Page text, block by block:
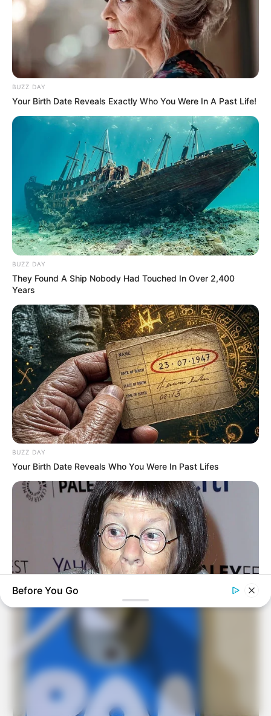
Lembrancinha.net
Lembrancinha.net
BUZZ DAY
Your Birth Date Reveals Exactly Who You Were In A Past Life!
BUZZ DAY
They Found A Ship Nobody Had Touched In Over 2,400
Years
BUZZ DAY
Your Birth Date Reveals Who You Were In Past Lifes
BUZZ DAY
You Won't Recognize Linda Hunt Today: Shocking Pics!
Before You Go